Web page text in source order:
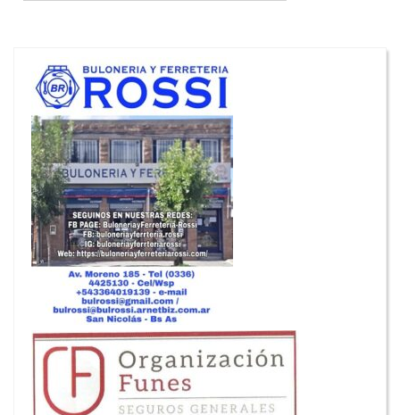
entradas